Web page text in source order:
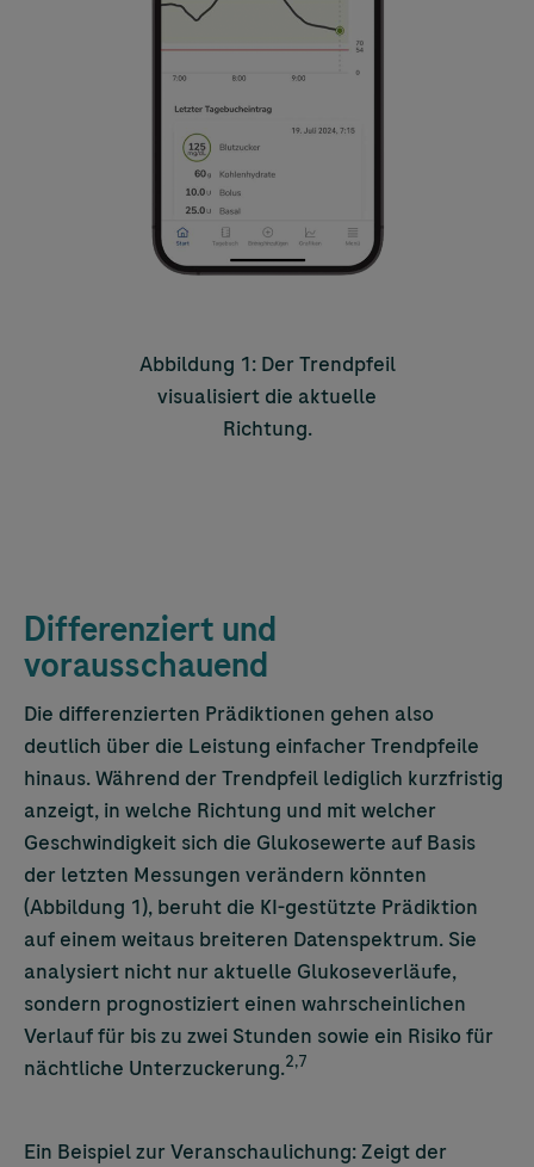
Differenziert und
vorausschauend
Die differenzierten Prädiktionen gehen also
deutlich über die Leistung einfacher Trendpfeile
hinaus. Während der Trendpfeil lediglich kurzfristig
anzeigt, in welche Richtung und mit welcher
Geschwindigkeit sich die Glukosewerte auf Basis
der letzten Messungen verändern könnten
(Abbildung 1), beruht die KI-gestützte Prädiktion
auf einem weitaus breiteren Datenspektrum. Sie
analysiert nicht nur aktuelle Glukoseverläufe,
sondern prognostiziert einen wahrscheinlichen
Verlauf für bis zu zwei Stunden sowie ein Risiko für
nächtliche Unterzuckerung.2,7
Ein Beispiel zur Veranschaulichung: Zeigt der
Abbildung 1: Der Trendpfeil
visualisiert die aktuelle
Richtung.